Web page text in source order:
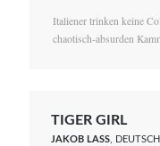
Italiener trinken keine
chaotisch-absurden
TIGER GIRL
JAKOB LASS,